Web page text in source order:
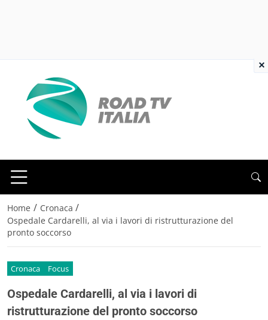
Home / Cronaca /
Ospedale Cardarelli, al via i lavori di ristrutturazione del
pronto soccorso
Cronaca Focus
Ospedale Cardarelli, al via i lavori di
ristrutturazione del pronto soccorso
×